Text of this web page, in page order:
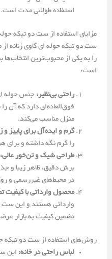
استفاده طولانی مدت است.
مزایای استفاده از ست دو تیکه
ست دو تیکه حوله ای گاوی زنانه
را به یکی از محبوب‌ترین
است:
راحتی بی‌نظیر: جنس حوله
فوق‌العاده‌ای دارد که آن
منزل مناسب می‌کند.
گرم و ایده‌آل برای پاییز و
را گرم نگه داشته و
طراحی شیک و تن‌خور عالی:
برش دقیق، ظاهر زیبا و
در محیط‌های غیررسمی و
محصول وارداتی با کیفیت
وارداتی هستند و این ست
تضمین کیفیت به بازار
روش‌های استفاده از ست دو تیکه
لباس راحتی در خانه: این